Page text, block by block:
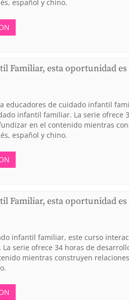
español y chino.
Familiar, esta oportunidad
educadores de cuidado infantil
infantil familiar. La serie ofrece
en el contenido mientras
español y chino.
Familiar, esta oportunidad
infantil familiar, este curso
serie ofrece 34 horas de
mientras construyen